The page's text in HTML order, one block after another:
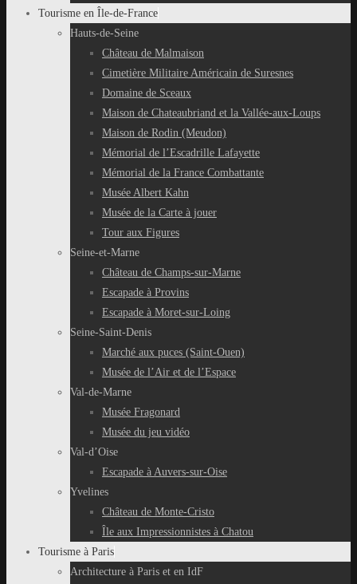
Tourisme en Île-de-France
Hauts-de-Seine
Château de Malmaison
Cimetière Militaire Américain de Suresnes
Domaine de Sceaux
Maison de Chateaubriand et la Vallée-aux-Loups
Maison de Rodin (Meudon)
Mémorial de l’Escadrille Lafayette
Mémorial de la France Combattante
Musée Albert Kahn
Musée de la Carte à jouer
Tour aux Figures
Seine-et-Marne
Château de Champs-sur-Marne
Escapade à Provins
Escapade à Moret-sur-Loing
Seine-Saint-Denis
Marché aux puces (Saint-Ouen)
Musée de l’Air et de l’Espace
Val-de-Marne
Musée Fragonard
Musée du jeu vidéo
Val-d’Oise
Escapade à Auvers-sur-Oise
Yvelines
Château de Monte-Cristo
Île aux Impressionnistes à Chatou
Tourisme à Paris
Architecture à Paris et en IdF